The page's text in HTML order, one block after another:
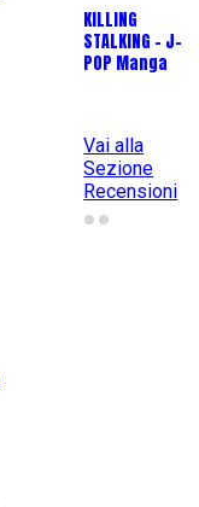
KILLING
STALKING - J-
POP Manga
Vai alla
Sezione
Recensioni